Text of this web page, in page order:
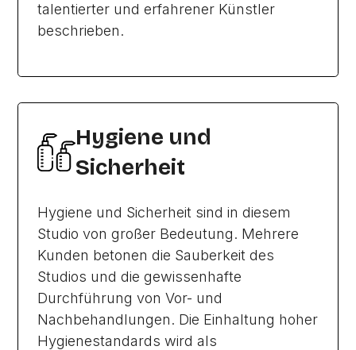
talentierter und erfahrener Künstler
beschrieben.
Hygiene und
Sicherheit
Hygiene und Sicherheit sind in diesem
Studio von großer Bedeutung. Mehrere
Kunden betonen die Sauberkeit des
Studios und die gewissenhafte
Durchführung von Vor- und
Nachbehandlungen. Die Einhaltung hoher
Hygienestandards wird als